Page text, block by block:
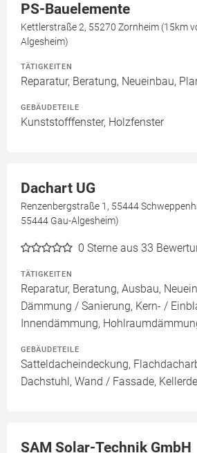
PS-Bauelemente
Kettlerstraße 2, 55270 Zornheim (15km
Algesheim)
TÄTIGKEITEN
Reparatur, Beratung, Neueinbau,
GEBÄUDETEILE
Kunststofffenster, Holzfenster
Dachart UG
Renzenbergstraße 1, 55444
55444 Gau-Algesheim)
0 Sterne aus 33
TÄTIGKEITEN
Reparatur, Beratung, Ausbau,
Dämmung / Sanierung, Kern- /
Innendämmung,
GEBÄUDETEILE
Satteldacheindeckung,
Dachstuhl, Wand / Fassade,
SAM Solar-Technik GmbH